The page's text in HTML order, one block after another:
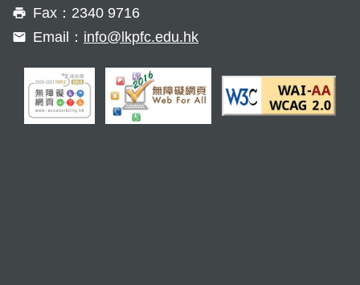
Fax：2340 9716
Email： info@lkpfc.edu.hk